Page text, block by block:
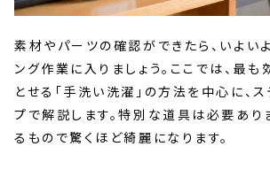
素材やパーツの確認ができたら、いよい
ング作業に入りましょう。ここでは、最
とせる「手洗い洗濯」の方法を中心に、
プで解説します。特別な道具は必要あり
るもので驚くほど綺麗になります。